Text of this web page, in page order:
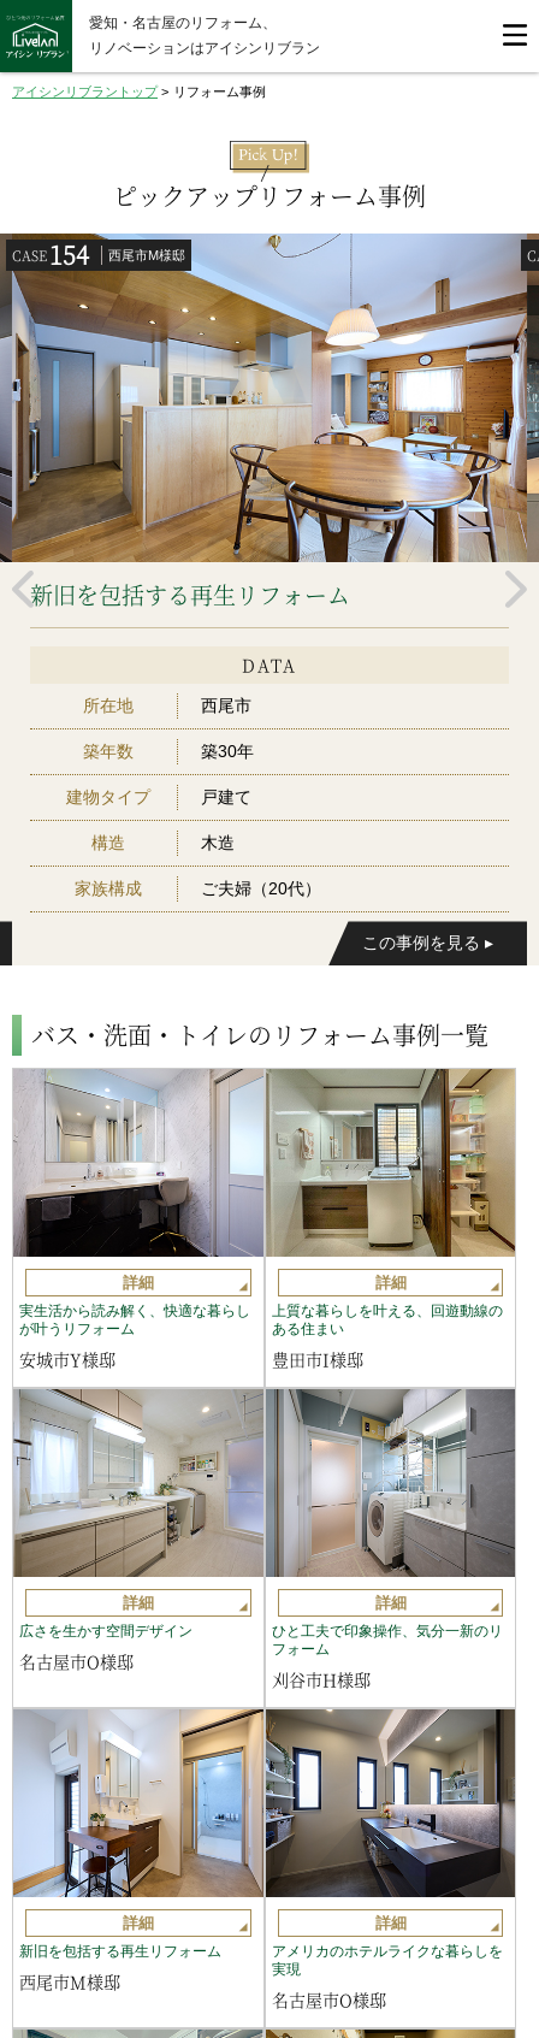
愛知・名古屋のリフォーム、
リノベーションはアイシンリブラン
アイシンリブラントップ> リフォーム事例
ピックアップリフォーム事例
CASE154 西尾市M様邸
新旧を包括する再生リフォーム
DATA
所在地 西尾市
築年数 築30年
建物タイプ 戸建て
構造 木造
家族構成 ご夫婦（20代）
バス・洗面・トイレのリフォーム事例一覧
詳細
実生活から読み解く、快適な暮らし
が叶うリフォーム
安城市Y様邸
詳細
上質な暮らしを叶える、回遊動線の
ある住まい
豊田市I様邸
詳細
広さを生かす空間デザイン
名古屋市O様邸
詳細
ひと工夫で印象操作、気分一新のリ
フォーム
刈谷市H様邸
詳細
新旧を包括する再生リフォーム
西尾市M様邸
詳細
アメリカのホテルライクな暮らしを
実現
名古屋市O様邸